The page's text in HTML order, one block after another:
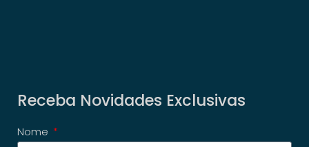
Receba Novidades Exclusivas
Nome